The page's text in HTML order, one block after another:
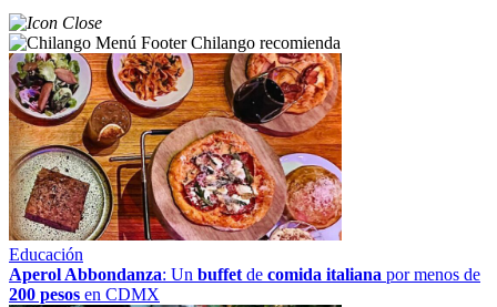
Chilango recomienda
Educación
Aperol Abbondanza: Un buffet de comida italiana por menos de
200 pesos en CDMX